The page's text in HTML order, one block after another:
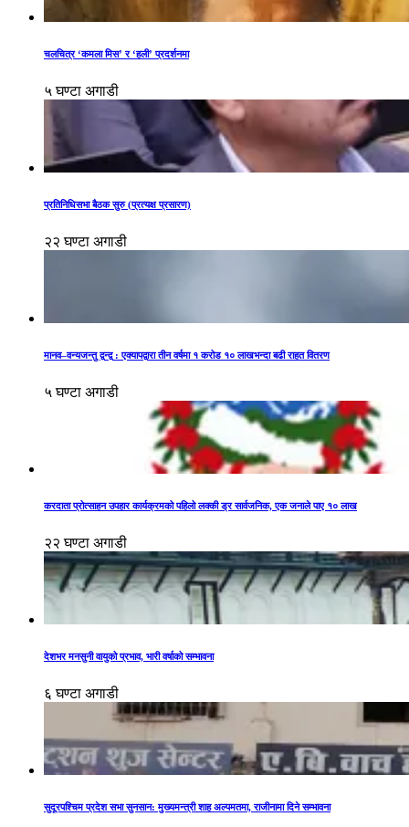
चलचित्र ‘कमला मिस’ र ‘हली’ प्रदर्शनमा
५ घण्टा अगाडी
प्रतिनिधिसभा बैठक सुरु (प्रत्यक्ष प्रसारण)
२२ घण्टा अगाडी
मानव–वन्यजन्तु द्वन्द्व : एक्यापद्वारा तीन वर्षमा १ करोड १० लाखभन्दा बढी राहत वितरण
५ घण्टा अगाडी
करदाता प्रोत्साहन उपहार कार्यक्रमको पहिलो लक्की ड्र सार्वजनिक, एक जनाले पाए १० लाख
२२ घण्टा अगाडी
देशभर मनसुनी वायुको प्रभाव, भारी वर्षाको सम्भावना
६ घण्टा अगाडी
सुदूरपश्चिम प्रदेश सभा सुनसान: मुख्यमन्त्री शाह अल्पमतमा, राजीनामा दिने सम्भावना